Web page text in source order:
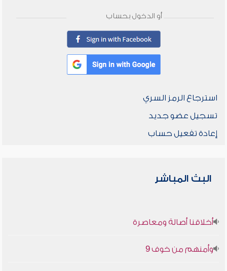
أو الدخول بحساب
استرجاع الرمز السري
تسجيل عضو جديد
إعادة تفعيل حساب
البث المباشر
أخلاقنا أصالة ومعاصرة
وأمنهم من خوف 9